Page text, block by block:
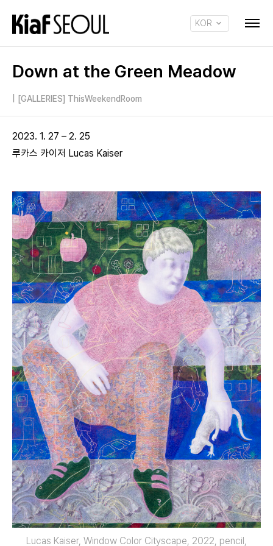
KOR
Down at the Green Meadow
[GALLERIES] ThisWeekendRoom
2023. 1. 27 – 2. 25
루카스 카이저 Lucas Kaiser
Lucas Kaiser, Window Color Cityscape, 2022, pencil,